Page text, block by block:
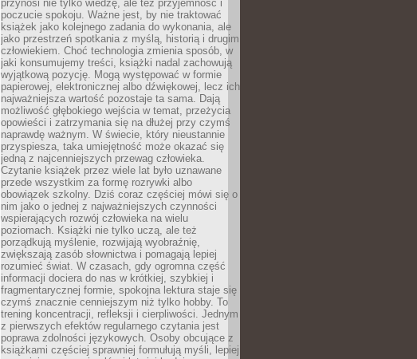
przynosi nie tylko wiedzę, ale też przyjemność i
poczucie spokoju. Ważne jest, by nie traktować
książek jako kolejnego zadania do wykonania, ale
jako przestrzeń spotkania z myślą, historią i drugim
człowiekiem. Choć technologia zmienia sposób, w
jaki konsumujemy treści, książki nadal zachowują
wyjątkową pozycję. Mogą występować w formie
papierowej, elektronicznej albo dźwiękowej, lecz ich
najważniejsza wartość pozostaje ta sama. Dają
możliwość głębokiego wejścia w temat, przeżycia
opowieści i zatrzymania się na dłużej przy czymś
naprawdę ważnym. W świecie, który nieustannie
przyspiesza, taka umiejętność może okazać się
jedną z najcenniejszych przewag człowieka.
Czytanie książek przez wiele lat było uznawane
przede wszystkim za formę rozrywki albo
obowiązek szkolny. Dziś coraz częściej mówi się o
nim jako o jednej z najważniejszych czynności
wspierających rozwój człowieka na wielu
poziomach. Książki nie tylko uczą, ale też
porządkują myślenie, rozwijają wyobraźnię,
zwiększają zasób słownictwa i pomagają lepiej
rozumieć świat. W czasach, gdy ogromna część
informacji dociera do nas w krótkiej, szybkiej i
fragmentarycznej formie, spokojna lektura staje się
czymś znacznie cenniejszym niż tylko hobby. To
trening koncentracji, refleksji i cierpliwości. Jednym
z pierwszych efektów regularnego czytania jest
poprawa zdolności językowych. Osoby obcujące z
książkami częściej sprawniej formułują myśli, lepiej